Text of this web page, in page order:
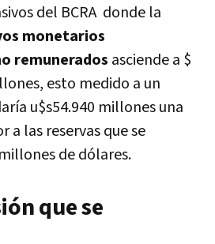
del BCRA donde la
monetarios
remunerados asciende a $
esto medido a un
u$s54.940 millones una
a las reservas que se
de dólares.
que se